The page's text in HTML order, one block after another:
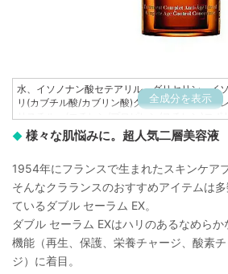
全成分を表示
水、イソノナン酸セテアリル、グリセリン、イ
リ(カブチル酸/カブリン酸)グリセリル、ベンチ
リスチル、(エチレン/プロピレン/スチレン)コポ
BG、香料、フェキシエタノール、プロパンジオ
アザミ種子油、カルボマー、酢酸トコフェロー
カオエキス、(ブチレン/エチレン/スチレン)コポ
キス、キサンタンガム、アボカド油不けん化物
ス、サリツロイルフィトスフィンゴシン、バナ
ウエキス、キウイエキス、トウロウソウ葉エキ
酸、ミロタムヌスフラベリフォリア葉/茎エキ
ール、マルトデキストリン、オルトシホンスタ
ャ根エキス、マンゴー葉エキス、ソルビン酸K
ロキシヒドロケイヒ酸)ペンタエリスリチル、ジ
様々な肌悩みに。超人気二層美容液
1954年にフランスで生まれたスキンケア
そんなクラランスのおすすめアイテムは
ているダブル セーラム EX。
ダブル セーラム EXはハリのあるなめら
機能（再生、保護、栄養チャージ、酸素
ジ）に着目。